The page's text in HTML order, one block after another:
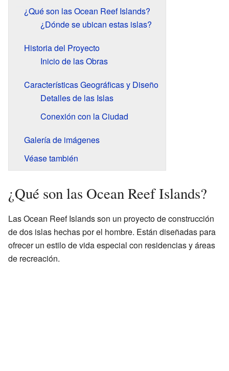
¿Qué son las Ocean Reef Islands?
¿Dónde se ubican estas islas?
Historia del Proyecto
Inicio de las Obras
Características Geográficas y Diseño
Detalles de las Islas
Conexión con la Ciudad
Galería de imágenes
Véase también
¿Qué son las Ocean Reef Islands?
Las Ocean Reef Islands son un proyecto de construcción
de dos islas hechas por el hombre. Están diseñadas para
ofrecer un estilo de vida especial con residencias y áreas
de recreación.